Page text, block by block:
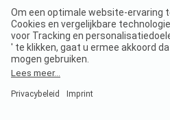
Imprint
Jouw privacy
Wet digitale diensten